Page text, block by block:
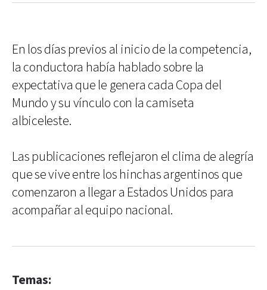
En los días previos al inicio de la competencia,
la conductora había hablado sobre la
expectativa que le genera cada Copa del
Mundo y su vínculo con la camiseta
albiceleste.
Las publicaciones reflejaron el clima de alegría
que se vive entre los hinchas argentinos que
comenzaron a llegar a Estados Unidos para
acompañar al equipo nacional.
Temas: